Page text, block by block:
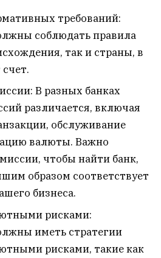
требований:
соблюдать правила
так и страны, в
В разных банках
различается, включая
обслуживание
валюты. Важно
чтобы найти банк,
образом соответствует
бизнеса.
рисками:
иметь стратегии
рисками, такие как